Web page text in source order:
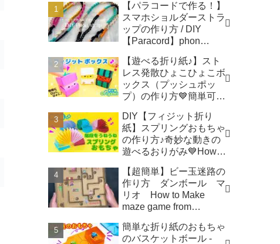
【パラコードで作る！】
スマホショルダーストラ
ップの作り方 / DIY
【Paracord】phon
Macrame traveler Hikaru
【遊べる折り紙♪】スト
レス発散ひょこひょこボ
ックス（プッシュポッ
プ）の作り方💙簡単可愛
made from origami (Pop-
it) 종이 접기로 만드는 팝
잇 - SodaCatOrigami 楽
しい折り紙♪
DIY【フィジット折り
紙】スプリングおもちゃ
の作り方♪奇妙な動きの
遊べるおりがみ💙How to
Origami -
SodaCatOrigami 楽しい
折り紙♪
【超簡単】ビー玉迷路の
作り方 ダンボール マ
リオ How to Make
maze game from
MotoCrafts
簡単な折り紙のおもちゃ
のバスケットボール -